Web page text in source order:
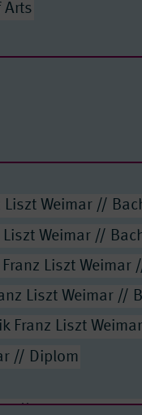
Arts
Science
Weimar //
Weimar //
Liszt Weimar
Liszt Weimar //
Franz Liszt
// Diplom
// Bachelor of